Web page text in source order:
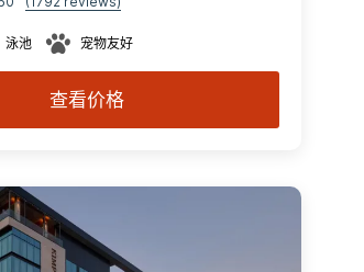
泳池 宠物友好
查看价格